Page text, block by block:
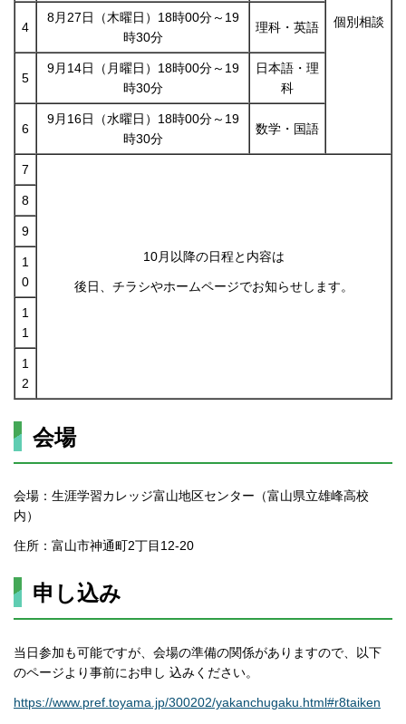
個別相談
4
8月27日（木曜日）18時00分～19
時30分
理科・英語
5
9月14日（月曜日）18時00分～19
時30分
日本語・理
科
6
9月16日（水曜日）18時00分～19
時30分
数学・国語
7
10月以降の日程と内容は
後日、チラシやホームページでお知らせします。
8
9
1
0
1
1
1
2
会場
会場：生涯学習カレッジ富山地区センター（富山県立雄峰高校
内）
住所：富山市神通町2丁目12-20
申し込み
当日参加も可能ですが、会場の準備の関係がありますので、以下
のページより事前にお申し 込みください。
https://www.pref.toyama.jp/300202/yakanchugaku.html#r8taiken